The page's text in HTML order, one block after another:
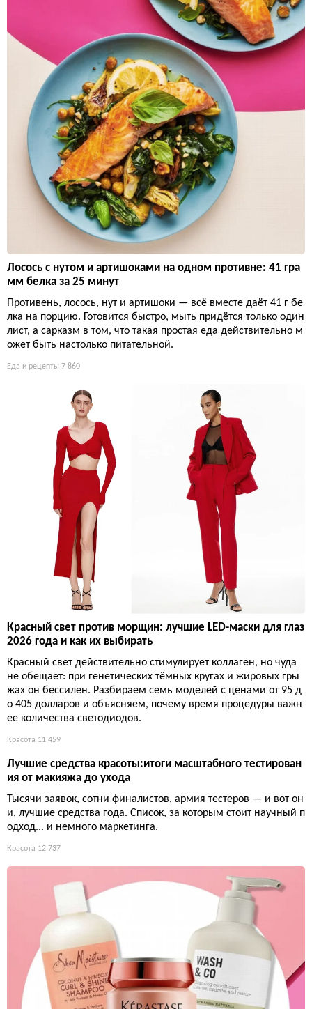
Лосось с нутом и артишоками на одном противне: 41 гра
мм белка за 25 минут
Противень, лосось, нут и артишоки — всё вместе даёт 41 г бе
лка на порцию. Готовится быстро, мыть придётся только один
лист, а сарказм в том, что такая простая еда действительно м
ожет быть настолько питательной.
Еда и рецепты 7 860
Красный свет против морщин: лучшие LED-маски для глаз
2026 года и как их выбирать
Красный свет действительно стимулирует коллаген, но чуда
не обещает: при генетических тёмных кругах и жировых гры
жах он бессилен. Разбираем семь моделей с ценами от 95 д
о 405 долларов и объясняем, почему время процедуры важн
ее количества светодиодов.
Красота 11 459
Лучшие средства красоты:итоги масштабного тестирован
ия от макияжа до ухода
Тысячи заявок, сотни финалистов, армия тестеров — и вот он
и, лучшие средства года. Список, за которым стоит научный п
одход... и немного маркетинга.
Красота 12 737